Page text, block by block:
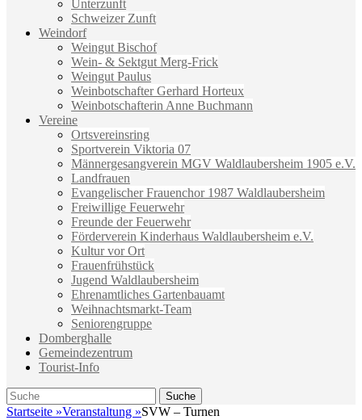
Unterzunft
Schweizer Zunft
Weindorf
Weingut Bischof
Wein- & Sektgut Merg-Frick
Weingut Paulus
Weinbotschafter Gerhard Horteux
Weinbotschafterin Anne Buchmann
Vereine
Ortsvereinsring
Sportverein Viktoria 07
Männergesangverein MGV Waldlaubersheim 1905 e.V.
Landfrauen
Evangelischer Frauenchor 1987 Waldlaubersheim
Freiwillige Feuerwehr
Freunde der Feuerwehr
Förderverein Kinderhaus Waldlaubersheim e.V.
Kultur vor Ort
Frauenfrühstück
Jugend Waldlaubersheim
Ehrenamtliches Gartenbauamt
Weihnachtsmarkt-Team
Seniorengruppe
Domberghalle
Gemeindezentrum
Tourist-Info
Suche
Suche
nach:
Startseite »Veranstaltung »SVW – Turnen